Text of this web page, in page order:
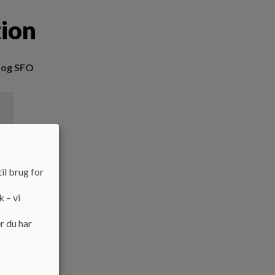
SFO
brug for
– vi
du har